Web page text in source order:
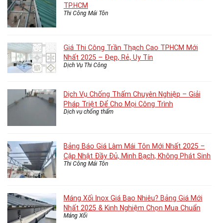
TP.HCM
Thi Công Mái Tôn
Giá Thi Công Trần Thạch Cao TPHCM Mới
Nhất 2025 – Đẹp, Rẻ, Uy Tín
Dịch Vụ Thi Công
Dịch Vụ Chống Thấm Chuyên Nghiệp – Giải
Pháp Triệt Để Cho Mọi Công Trình
Dịch vụ chống thấm
Bảng Báo Giá Làm Mái Tôn Mới Nhất 2025 –
Cập Nhật Đầy Đủ, Minh Bạch, Không Phát Sinh
Thi Công Mái Tôn
Máng Xối Inox Giá Bao Nhiêu? Bảng Giá Mới
Nhất 2025 & Kinh Nghiệm Chọn Mua Chuẩn
Máng Xối